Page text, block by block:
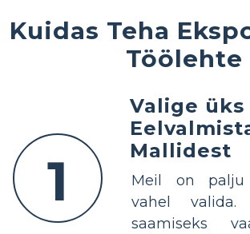
Kuidas Teha
Töölehte
1
Valige üks
Mallidest
Meil on
vahel valida.
saamiseks